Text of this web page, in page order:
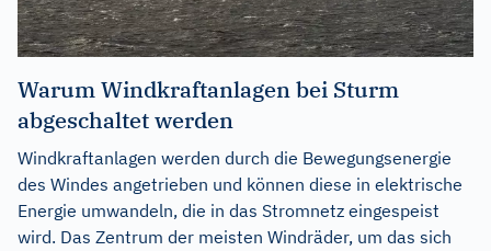
Warum Windkraftanlagen bei Sturm
abgeschaltet werden
Windkraftanlagen werden durch die Bewegungsenergie
des Windes angetrieben und können diese in elektrische
Energie umwandeln, die in das Stromnetz eingespeist
wird. Das Zentrum der meisten Windräder, um das sich